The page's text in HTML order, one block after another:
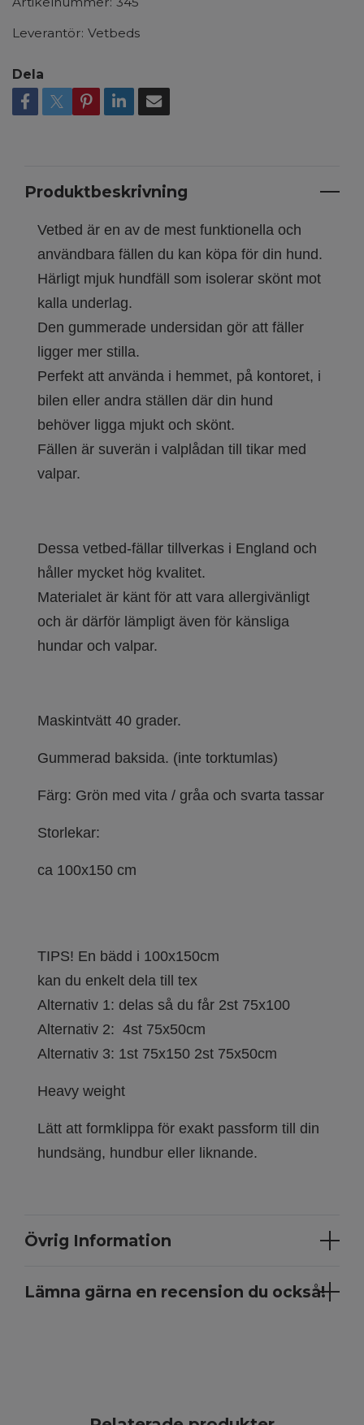
Leverantör: Vetbeds
Dela
Produktbeskrivning
Vetbed är en av de mest funktionella och
användbara fällen du kan köpa för din hund.
Härligt mjuk hundfäll som isolerar skönt mot
kalla underlag.
Den gummerade undersidan gör att fäller
ligger mer stilla.
Perfekt att använda i hemmet, på kontoret, i
bilen eller andra ställen där din hund
behöver ligga mjukt och skönt.
Fällen är suverän i valplådan till tikar med
valpar.
Dessa vetbed-fällar tillverkas i England och
håller mycket hög kvalitet.
Materialet är känt för att vara allergivänligt
och är därför lämpligt även för känsliga
hundar och valpar.
Maskintvätt 40 grader.
Gummerad baksida. (inte torktumlas)
Färg: Grön med vita / gråa och svarta tassar
Storlekar:
ca 100x150 cm
TIPS! En bädd i 100x150cm
kan du enkelt dela till tex
Alternativ 1: delas så du får 2st 75x100
Alternativ 2: 4st 75x50cm
Alternativ 3: 1st 75x150 2st 75x50cm
Heavy weight
Lätt att formklippa för exakt passform till din
hundsäng, hundbur eller liknande.
Övrig Information
Lämna gärna en recension du också!